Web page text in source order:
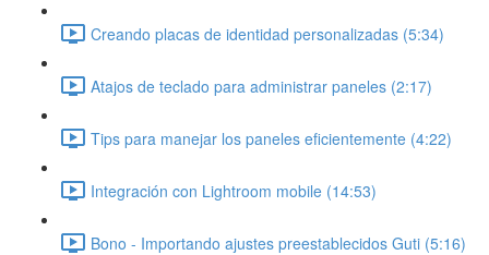
Creando placas de identidad personalizadas (5:34)
Atajos de teclado para administrar paneles (2:17)
Tips para manejar los paneles eficientemente (4:22)
Integración con Lightroom mobile (14:53)
Bono - Importando ajustes preestablecidos Guti (5:16)